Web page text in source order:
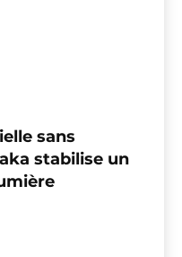
sans
stabilise un